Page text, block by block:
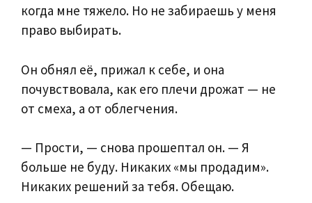
когда мне тяжело. Но не забираешь у меня
право выбирать.
Он обнял её, прижал к себе, и она
почувствовала, как его плечи дрожат — не
от смеха, а от облегчения.
— Прости, — снова прошептал он. — Я
больше не буду. Никаких «мы продадим».
Никаких решений за тебя. Обещаю.